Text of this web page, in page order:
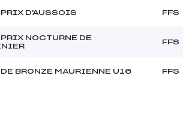
PRIX D'AUSSOIS FFS
NOCTURNE DE
FFS
BRONZE MAURIENNE U16 FFS